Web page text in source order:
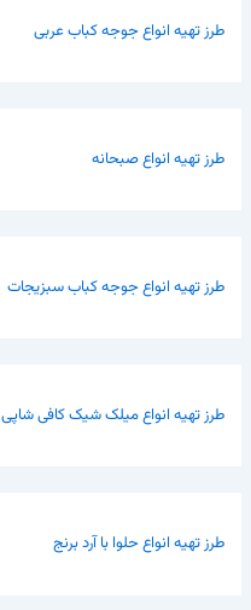
طرز تهیه انواع جوجه کباب عربی
طرز تهیه انواع صبحانه
طرز تهیه انواع جوجه کباب سبزیجات
طرز تهیه انواع میلک شیک کافی شاپی
طرز تهیه انواع حلوا با آرد برنج